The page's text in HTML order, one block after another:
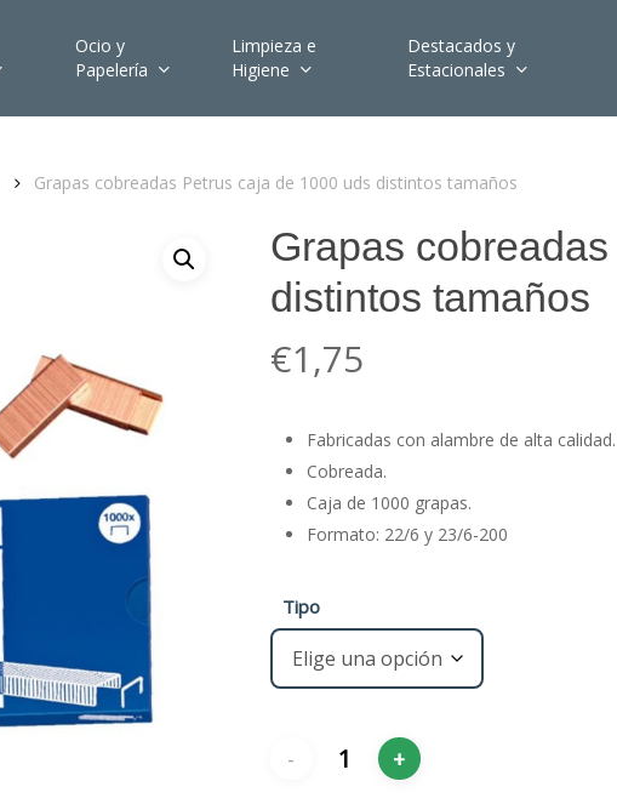
Ocio y
Papelería
Limpieza e
Higiene
Destacados y
Estacionales
Grapas cobreadas Petrus caja de 1000 uds distintos tamaños
Grapas
distintos tamaños
€1,75
Fabricadas con alambre de alta calidad.
Cobreada.
Caja de 1000 grapas.
Formato: 22/6 y 23/6-200
Tipo